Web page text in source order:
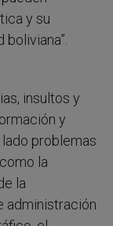
y su
insultos y
y
problemas
la
la
administración